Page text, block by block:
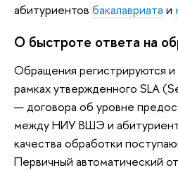
абитуриентов бакалавриата и
О быстроте ответа на
Обращения регистрируются и
рамках утвержденного SLA
— договора об уровне
между НИУ ВШЭ и
качества обработки
Первичный автоматический